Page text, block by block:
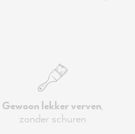
Gewoon lekker verven,
zonder schuren